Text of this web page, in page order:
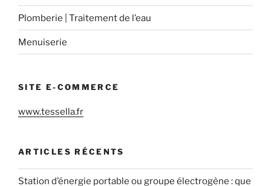
Plomberie | Traitement de l’eau
Menuiserie
SITE E-COMMERCE
www.tessella.fr
ARTICLES RÉCENTS
Station d’énergie portable ou groupe électrogène : que